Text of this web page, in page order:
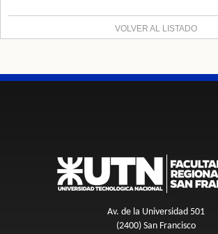
VOLVER AL LISTADO
Av. de la Universidad 501
(2400) San Francisco